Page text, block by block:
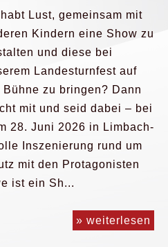
habt Lust, gemeinsam mit
Kindern eine Show zu
und diese bei
Landesturnfest auf
Bühne zu bringen? Dann
mit und seid dabei – bei
28. Juni 2026 in Limbach-
Inszenierung rund um
mit den Protagonisten
ist ein Sh...
» weiterlesen